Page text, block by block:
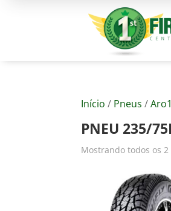
Início / Pneus /
PNEU 235/
Mostrando todos os